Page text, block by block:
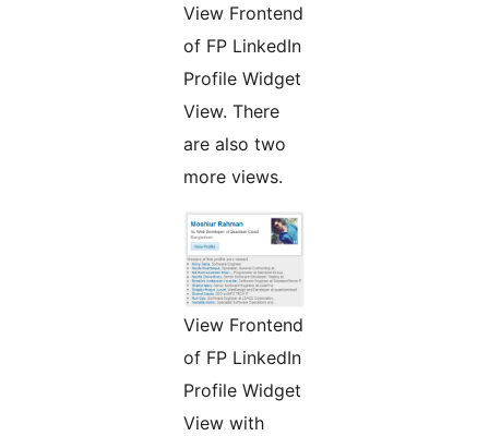
View Frontend
of FP LinkedIn
Profile Widget
View. There
are also two
more views.
View Frontend
of FP LinkedIn
Profile Widget
View with